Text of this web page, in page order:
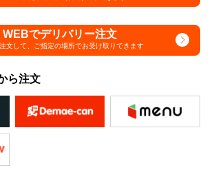
WEBでデリバリー注文
文して、 ご指定の場所でお受け取りできます
ら注文